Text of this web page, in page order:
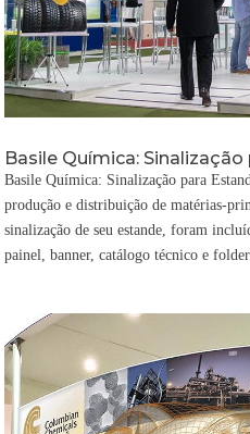
Basile Química:
Basile Química: Sinalização para
produção e distribuição de matérias-
sinalização de seu estande, foram
painel, banner, catálogo técnico e